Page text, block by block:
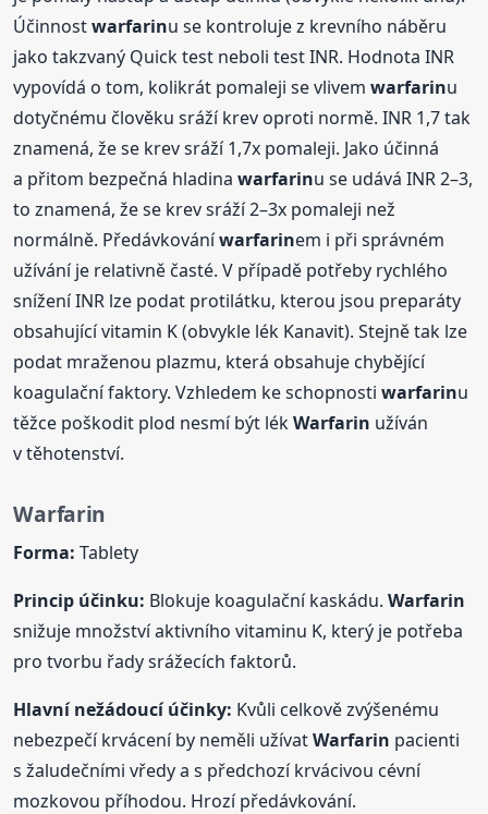
Účinnostwarfarinu se kontroluje z krevního náběru
jako takzvaný Quick test neboli test INR. Hodnota INR
vypovídá o tom, kolikrát pomaleji se vlivemwarfarinu
dotyčnému člověku sráží krev oproti normě. INR 1,7 tak
znamená, že se krev sráží 1,7x pomaleji. Jako účinná
a přitom bezpečná hladinawarfarinu se udává INR 2–3,
to znamená, že se krev sráží 2–3x pomaleji než
normálně. Předávkováníwarfarinem i při správném
užívání je relativně časté. V případě potřeby rychlého
snížení INR lze podat protilátku, kterou jsou preparáty
obsahující vitamin K (obvykle lék Kanavit). Stejně tak lze
podat mraženou plazmu, která obsahuje chybějící
koagulační faktory. Vzhledem ke schopnostiwarfarinu
těžce poškodit plod nesmí být lékWarfarin užíván
v těhotenství.
Warfarin
Forma: Tablety
Princip účinku: Blokuje koagulační kaskádu.Warfarin
snižuje množství aktivního vitaminu K, který je potřeba
pro tvorbu řady srážecích faktorů.
Hlavní nežádoucí účinky: Kvůli celkově zvýšenému
nebezpečí krvácení by neměli užívatWarfarin pacienti
s žaludečními vředy a s předchozí krvácivou cévní
mozkovou příhodou. Hrozí předávkování.